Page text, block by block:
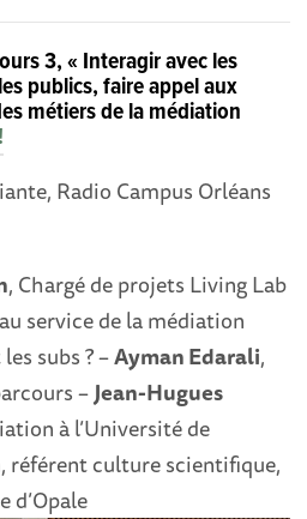
3, « Interagir avec les
publics, faire appel aux
métiers de la médiation
Radio Campus Orléans
, Chargé de projets Living Lab
service de la médiation
subs ? –Ayman Edarali,
–Jean-Hugues
à l’Université de
, référent culture scientifique,
d’Opale